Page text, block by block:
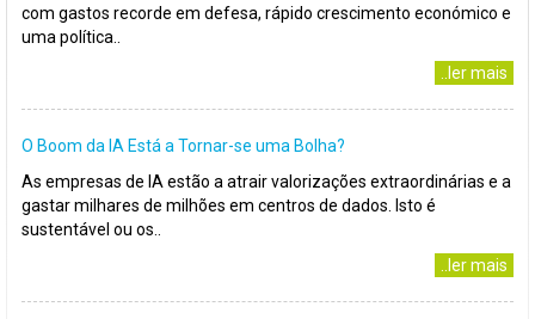
com gastos recorde em defesa, rápido crescimento económico e
uma política..
..ler mais
O Boom da IA Está a Tornar-se uma Bolha?
As empresas de IA estão a atrair valorizações extraordinárias e a
gastar milhares de milhões em centros de dados. Isto é
sustentável ou os..
..ler mais